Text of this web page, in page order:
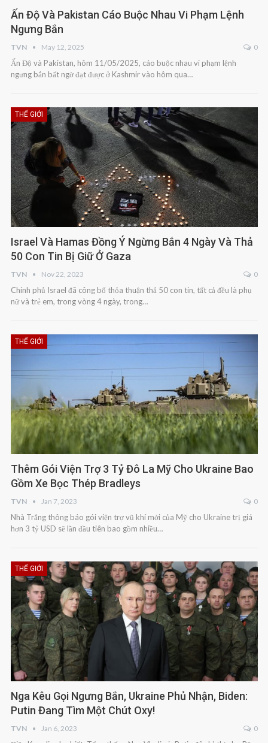
Ấn Độ Và Pakistan Cáo Buộc Nhau Vi Phạm Lệnh
Ngưng Bắn
TVN May 12, 2025 0
Ấn Độ và Pakistan, hôm 11/05/2025, cáo buộc nhau vi phạm lệnh
ngưng bắn bất ngờ đạt được ở Kashmir vào hôm qua…
THẾ GIỚI
Israel Và Hamas Đồng Ý Ngừng Bắn 4 Ngày Và Thả
50 Con Tin Bị Giữ Ở Gaza
TVN Nov 22, 2023 0
Chính phủ Israel đã công bố thỏa thuận thả 50 con tin, tất cả đều là phụ
nữ và trẻ em, trong vòng 4 ngày, trong…
THẾ GIỚI
Thêm Gói Viện Trợ 3 Tỷ Đô La Mỹ Cho Ukraine Bao
Gồm Xe Bọc Thép Bradleys
TVN Jan 7, 2023 0
Nhà Trắng thông báo gói viện trợ vũ khí mới của Mỹ cho Ukraine trị giá
hơn 3 tỷ USD sẽ lần đầu tiên bao gồm nhiều…
THẾ GIỚI
Nga Kêu Gọi Ngưng Bắn, Ukraine Phủ Nhận, Biden:
Putin Đang Tìm Một Chút Oxy!
TVN Jan 6, 2023 0